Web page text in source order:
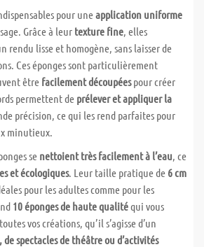
pour uneapplication uniforme
Grâce à leur texture fine, elles
rendu lisse et homogène, sans laisser de
Ces éponges sont particulièrement
être facilement découpéespour créer
permettent de prélever et appliquer la
précision, ce qui les rend parfaites pour
minutieux.
se nettoient très facilement à l’eau, ce
et écologiques. Leur taille pratique de 6 cm
pour les adultes comme pour les
10 éponges de haute qualitéqui vous
vos créations, qu’il s’agisse d’un
spectacles de théâtre ou d’activités